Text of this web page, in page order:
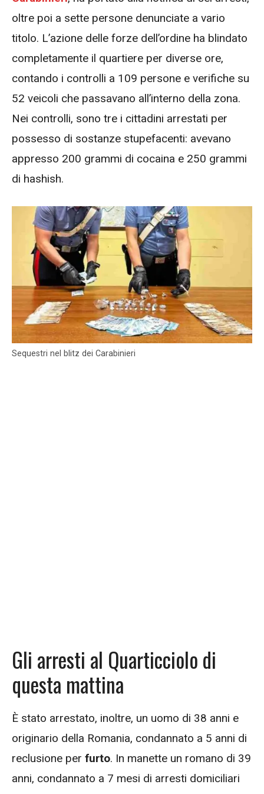
oltre poi a sette persone denunciate a vario
titolo. L’azione delle forze dell’ordine ha blindato
completamente il quartiere per diverse ore,
contando i controlli a 109 persone e verifiche su
52 veicoli che passavano all’interno della zona.
Nei controlli, sono tre i cittadini arrestati per
possesso di sostanze stupefacenti: avevano
appresso 200 grammi di cocaina e 250 grammi
di hashish.
Sequestri nel blitz dei Carabinieri
Gli arresti al Quarticciolo di
questa mattina
È stato arrestato, inoltre, un uomo di 38 anni e
originario della Romania, condannato a 5 anni di
reclusione per furto. In manette un romano di 39
anni, condannato a 7 mesi di arresti domiciliari